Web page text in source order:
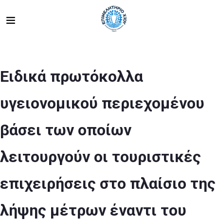
Ειδικά πρωτόκολλα
υγειονομικού περιεχομένου
βάσει των οποίων
λειτουργούν οι τουριστικές
επιχειρήσεις στο πλαίσιο της
λήψης μέτρων έναντι του